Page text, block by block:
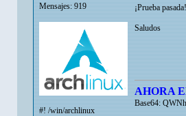
Mensajes: 919
#! /win/archlinux
¡Prueba pasada!
Saludos
AHORA
Base64: